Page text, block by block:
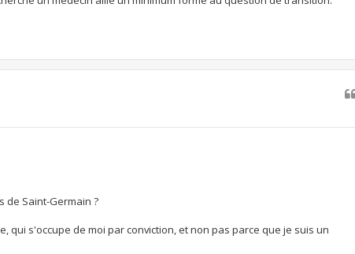
de Saint-Germain ?
qui s'occupe de moi par conviction, et non pas parce que je suis un